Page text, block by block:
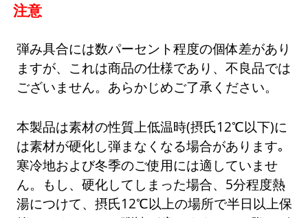
注意
弾み具合には数パーセント程度の個体差があり
ますが、これは商品の仕様であり、不良品では
ございません。あらかじめご了承ください。
本製品は素材の性質上低温時(摂氏12℃以下)に
は素材が硬化し弾まなくなる場合があります｡
寒冷地および冬季のご使用には適していませ
ん。もし、硬化してしまった場合、5分程度熱
湯につけて、摂氏12℃以上の場所で半日以上保